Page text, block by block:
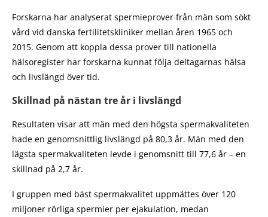
Forskarna har analyserat spermieprover från män som sökt
vård vid danska fertilitetskliniker mellan åren 1965 och
2015. Genom att koppla dessa prover till nationella
hälsoregister har forskarna kunnat följa deltagarnas hälsa
och livslängd över tid.
Skillnad på nästan tre år i livslängd
Resultaten visar att män med den högsta spermakvaliteten
hade en genomsnittlig livslängd på 80,3 år. Män med den
lägsta spermakvaliteten levde i genomsnitt till 77,6 år – en
skillnad på 2,7 år.
I gruppen med bäst spermakvalitet uppmättes över 120
miljoner rörliga spermier per ejakulation, medan